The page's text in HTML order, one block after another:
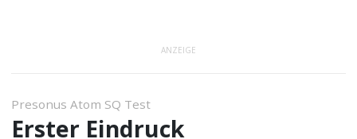
ANZEIGE
Presonus Atom SQ Test
Erster Eindruck